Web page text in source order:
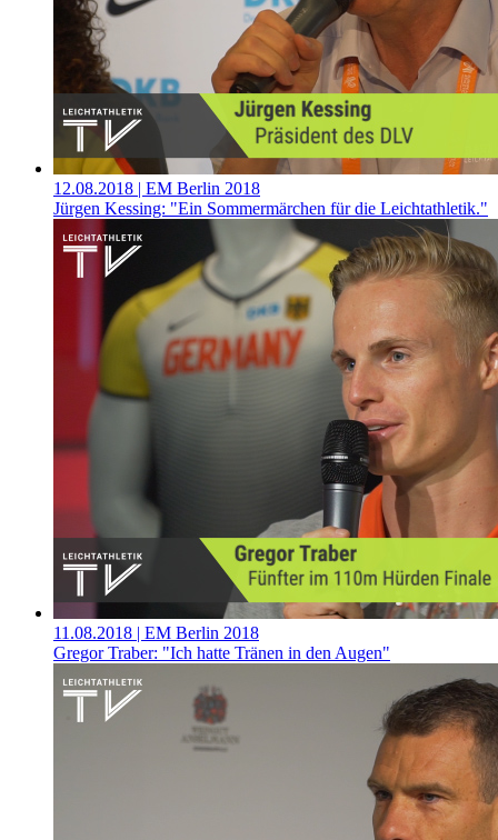
12.08.2018 | EM Berlin 2018
Jürgen Kessing: "Ein Sommermärchen für die Leichtathletik."
11.08.2018 | EM Berlin 2018
Gregor Traber: "Ich hatte Tränen in den Augen"